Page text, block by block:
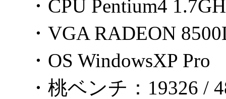
・CPU Pentium4
・VGA RADEON
・OS WindowsXP Pro
・桃ベンチ：19326 /